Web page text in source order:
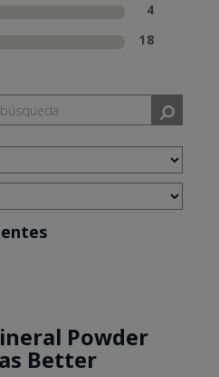
4
18
Powder
Better